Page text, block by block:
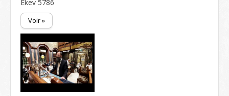
Ekev 5786
Voir »